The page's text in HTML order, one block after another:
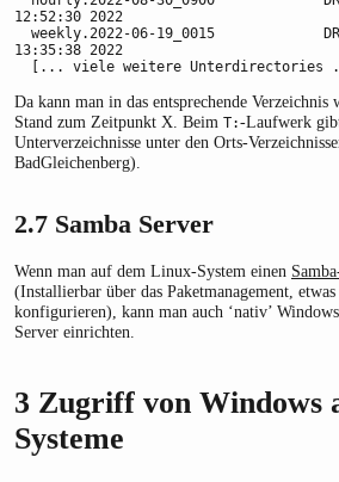
12:52:30 2022
13:35:38 2022
[... viele weitere Unterdirectories
Da kann man in das entsprechende Verzeichnis
Stand zum Zeitpunkt X. Beim T:-Laufwerk
Unterverzeichnisse unter den Orts-
BadGleichenberg).
2.7 Samba Server
Wenn man auf dem Linux-System einen
(Installierbar über das Paketmanagement,
konfigurieren), kann man auch ‘nativ’
Server einrichten.
3 Zugriff von Windows
Systeme